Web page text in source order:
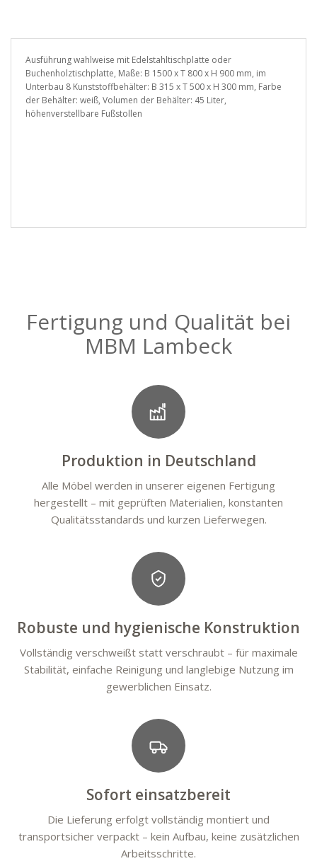
Ausführung wahlweise mit Edelstahltischplatte oder
Buchenholztischplatte, Maße: B 1500 x T 800 x H 900 mm, im
Unterbau 8 Kunststoffbehälter: B 315 x T 500 x H 300 mm, Farbe
der Behälter: weiß, Volumen der Behälter: 45 Liter,
höhenverstellbare Fußstollen
Fertigung und Qualität bei
MBM Lambeck
Produktion in Deutschland
Alle Möbel werden in unserer eigenen Fertigung
hergestellt – mit geprüften Materialien, konstanten
Qualitätsstandards und kurzen Lieferwegen.
Robuste und hygienische Konstruktion
Vollständig verschweißt statt verschraubt – für maximale
Stabilität, einfache Reinigung und langlebige Nutzung im
gewerblichen Einsatz.
Sofort einsatzbereit
Die Lieferung erfolgt vollständig montiert und
transportsicher verpackt – kein Aufbau, keine zusätzlichen
Arbeitsschritte.